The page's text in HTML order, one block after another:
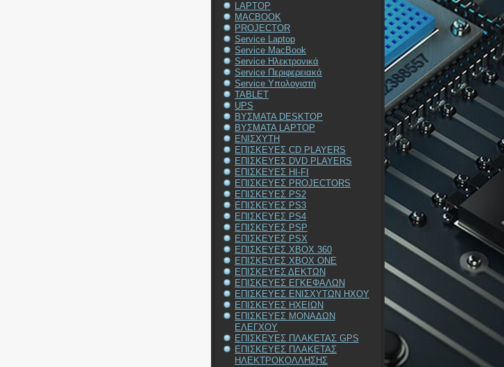
LAPTOP
MACBOOK
PROJECTOR
Service Laptop
Service MacBook
Service Ηλεκτρονικά
Service Περιφερειακά
Service Υπολογιστή
TABLET
UPS
ΒΥΣΜΑΤΑ DESKTOP
ΒΥΣΜΑΤΑ LAPTOP
ΕΝΙΣΧΥΤΗ
ΕΠΙΣΚΕΥΕΣ CD PLAYERS
ΕΠΙΣΚΕΥΕΣ DVD PLAYERS
ΕΠΙΣΚΕΥΕΣ HI-FI
ΕΠΙΣΚΕΥΕΣ PROJECTORS
ΕΠΙΣΚΕΥΕΣ PS2
ΕΠΙΣΚΕΥΕΣ PS3
ΕΠΙΣΚΕΥΕΣ PS4
ΕΠΙΣΚΕΥΕΣ PSP
ΕΠΙΣΚΕΥΕΣ PSX
ΕΠΙΣΚΕΥΕΣ XBOX 360
ΕΠΙΣΚΕΥΕΣ XBOX ONE
ΕΠΙΣΚΕΥΕΣ ΔΕΚΤΩΝ
ΕΠΙΣΚΕΥΕΣ ΕΓΚΕΦΑΛΩΝ
ΕΠΙΣΚΕΥΕΣ ΕΝΙΣΧΥΤΩΝ ΗΧΟΥ
ΕΠΙΣΚΕΥΕΣ ΗΧΕΙΩΝ
ΕΠΙΣΚΕΥΕΣ ΜΟΝΑΔΩΝ
ΕΛΕΓΧΟΥ
ΕΠΙΣΚΕΥΕΣ ΠΛΑΚΕΤΑΣ GPS
ΕΠΙΣΚΕΥΕΣ ΠΛΑΚΕΤΑΣ
ΗΛΕΚΤΡΟΚΟΛΛΗΣΗΣ